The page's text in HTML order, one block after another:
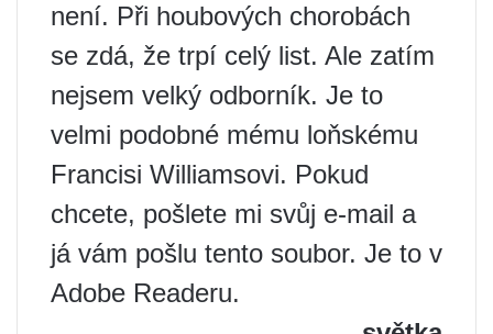
není. Při houbových chorobách
se zdá, že trpí celý list. Ale zatím
nejsem velký odborník. Je to
velmi podobné mému loňskému
Francisi Williamsovi. Pokud
chcete, pošlete mi svůj e-mail a
já vám pošlu tento soubor. Je to v
Adobe Readeru.